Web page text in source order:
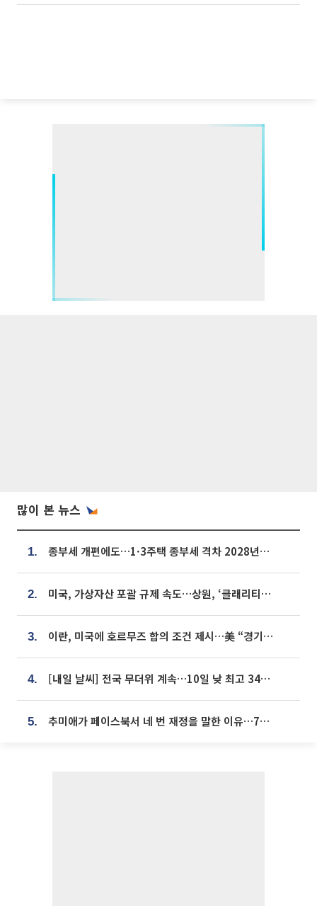
많이 본 뉴스
1. 종부세 개편에도…1·3주택 종부세 격차 2028년부터 확대
2. 미국, 가상자산 포괄 규제 속도…상원, ‘클래리티법’ 9월 절차투표 추진
3. 이란, 미국에 호르무즈 합의 조건 제시…美 “경기 아직 안 끝나” [종합]
4. [내일 날씨] 전국 무더위 계속…10일 낮 최고 34도 육박
5. 추미애가 페이스북서 네 번 재정을 말한 이유…7700억 추경 열쇠는 도의회에